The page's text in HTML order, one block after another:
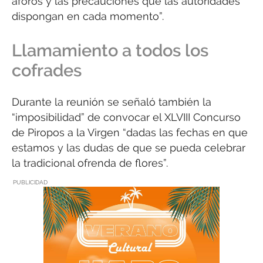
dispongan en cada momento”.
Llamamiento a todos los
cofrades
Durante la reunión se señaló también la
“imposibilidad” de convocar el XLVIII Concurso
de Piropos a la Virgen “dadas las fechas en que
estamos y las dudas de que se pueda celebrar
la tradicional ofrenda de flores”.
PUBLICIDAD